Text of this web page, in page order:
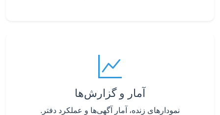
آمار و گزارش‌ها
نمودارهای زنده، آمار آگهی‌ها و عملکرد دفتر.